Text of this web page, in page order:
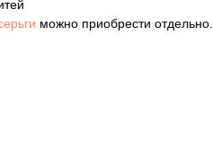
можно приобрести отдельно.